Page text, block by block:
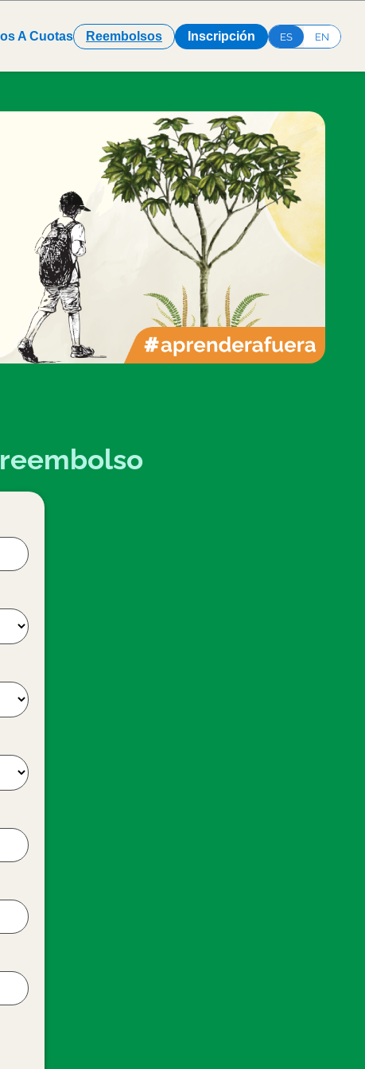
A Cuotas Reembolsos Inscripción ES EN